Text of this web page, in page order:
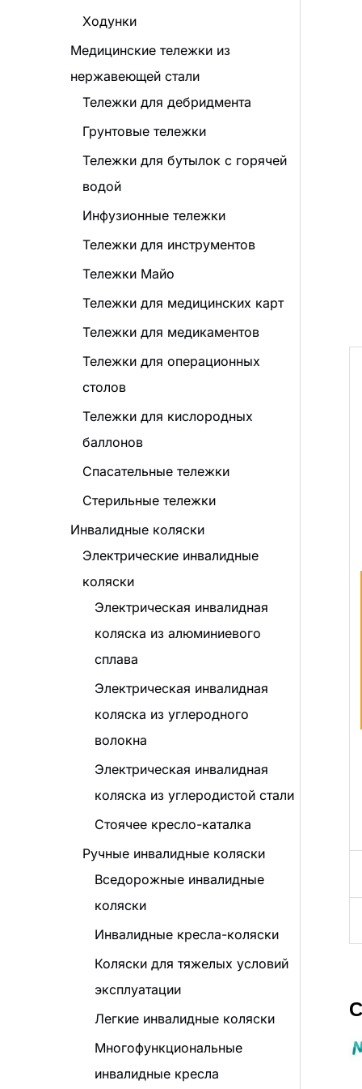
Ходунки
Медицинские тележки из
нержавеющей стали
Тележки для дебридмента
Грунтовые тележки
Тележки для бутылок с горячей
водой
Инфузионные тележки
Тележки для инструментов
Тележки Майо
Тележки для медицинских карт
Тележки для медикаментов
Тележки для операционных
столов
Тележки для кислородных
баллонов
Спасательные тележки
Стерильные тележки
Инвалидные коляски
Электрические инвалидные
коляски
Электрическая инвалидная
коляска из алюминиевого
сплава
Электрическая инвалидная
коляска из углеродного
волокна
Электрическая инвалидная
коляска из углеродистой стали
Стоячее кресло-каталка
Ручные инвалидные коляски
Вседорожные инвалидные
коляски
Инвалидные кресла-коляски
Коляски для тяжелых условий
эксплуатации
Легкие инвалидные коляски
Многофункциональные
инвалидные кресла